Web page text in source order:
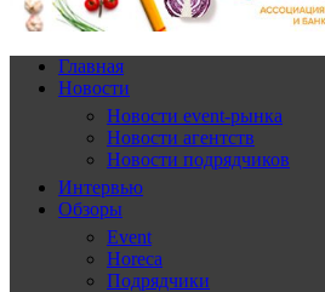
Главная
Новости
Новости event-рынка
Новости агентств
Новости подрядчиков
Интервью
Обзоры
Event
Horeca
Подрядчики